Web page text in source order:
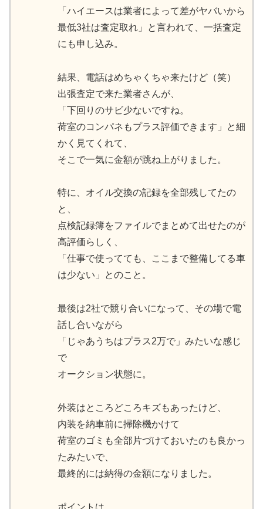
「ハイエースは業者によって差がヤバいから
最低3社は査定取れ」と言われて、一括査定
にも申し込み。
結果、電話はめちゃくちゃ来たけど（笑）
出張査定で来た業者さんが、
「下回りのサビ少ないですね。
荷室のコンパネもプラス評価できます」と細
かく見てくれて、
そこで一気に金額が跳ね上がりました。
特に、オイル交換の記録を全部残してたの
と、
点検記録簿をファイルでまとめて出せたのが
高評価らしく、
「仕事で使ってても、ここまで整備してる車
は少ない」とのこと。
最後は2社で競り合いになって、その場で電
話し合いながら
「じゃあうちはプラス2万で」みたいな感じ
で
オークション状態に。
外装はところどころキズもあったけど、
内装を納車前に掃除機かけて
荷室のゴミも全部片づけておいたのも良かっ
たみたいで、
最終的には納得の金額になりました。
ポイントは、